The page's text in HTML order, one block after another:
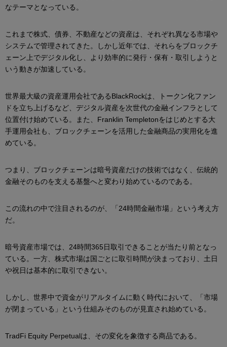
なテーマとなっている。
これまで株式、債券、不動産などの資産は、それぞれ異なる市場や
システムで管理されてきた。しかし近年では、それらをブロックチ
ェーン上でデジタル化し、より効率的に発行・保有・取引しようと
いう動きが加速している。
世界最大級の資産運用会社であるBlackRockは、トークン化ファン
ドを立ち上げるなど、デジタル資産を次世代の金融インフラとして
位置付け始めている。また、Franklin Templetonをはじめとする大
手運用会社も、ブロックチェーンを活用した金融商品の実用化を進
めている。
つまり、ブロックチェーンは暗号資産だけの技術ではなく、伝統的
金融そのものを支える基盤へと変わり始めているのである。
この流れの中で注目されるのが、「24時間金融市場」という考え方
だ。
暗号資産市場では、24時間365日取引できることが当たり前となっ
ている。一方、株式市場は国ごとに取引時間が決まっており、土日
や祝日は基本的に取引できない。
しかし、世界中で資金がリアルタイムに動く時代において、「市場
が閉まっている」という仕組みそのものが見直され始めている。
TradFi Equity Perpetualは、その変化を象徴する商品である。